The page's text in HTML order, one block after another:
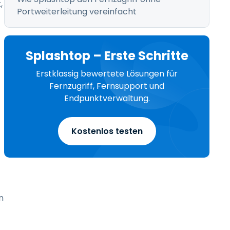
Portweiterleitung vereinfacht
Splashtop – Erste Schritte
Erstklassig bewertete Lösungen für
Fernzugriff, Fernsupport und
Endpunktverwaltung.
Kostenlos testen